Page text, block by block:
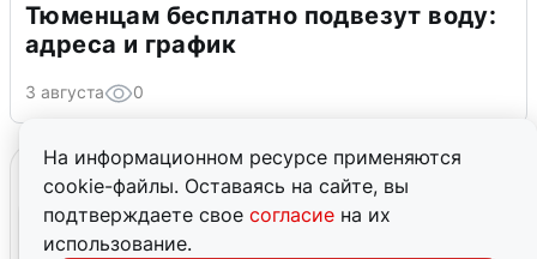
На информационном ресурсе применяются
cookie-файлы. Оставаясь на сайте, вы
подтверждаете свое согласие на их
использование.
Тюменцам бесплатно подвезут воду:
адреса и график
3 августа 0